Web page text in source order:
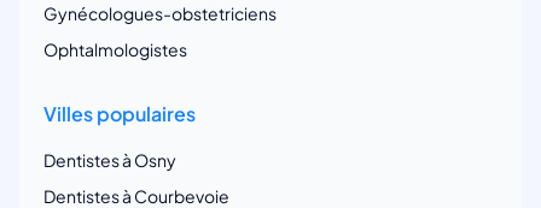
Gynécologues-obstetriciens
Ophtalmologistes
Villes populaires
Dentistes à Osny
Dentistes à Courbevoie